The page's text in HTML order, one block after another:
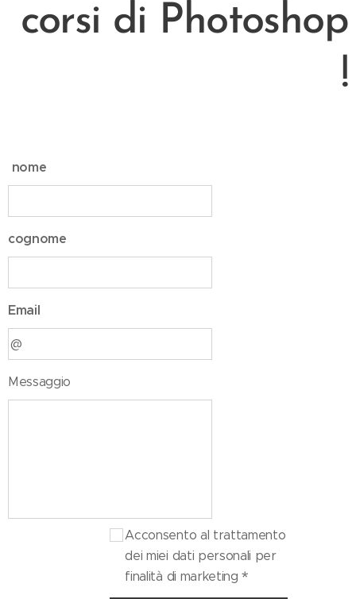
corsi di Photoshop
!
nome
cognome
Email
Messaggio
Acconsento al trattamento
dei miei dati personali per
finalità di marketing